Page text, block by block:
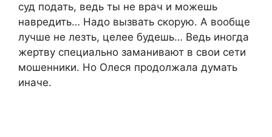
суд подать, ведь ты не врач и можешь
навредить… Надо вызвать скорую. А вообще
лучше не лезть, целее будешь… Ведь иногда
жертву специально заманивают в свои сети
мошенники. Но Олеся продолжала думать
иначе.